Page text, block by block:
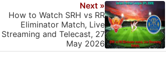
Next »
How to Watch SRH vs RR
Eliminator Match, Live
Streaming and Telecast, 27
May 2026